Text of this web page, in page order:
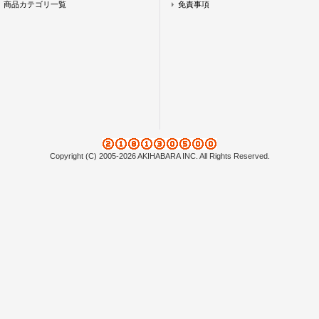
商品カテゴリ一覧 免責事項
Copyright (C) 2005-2026 AKIHABARA INC. All Rights Reserved.